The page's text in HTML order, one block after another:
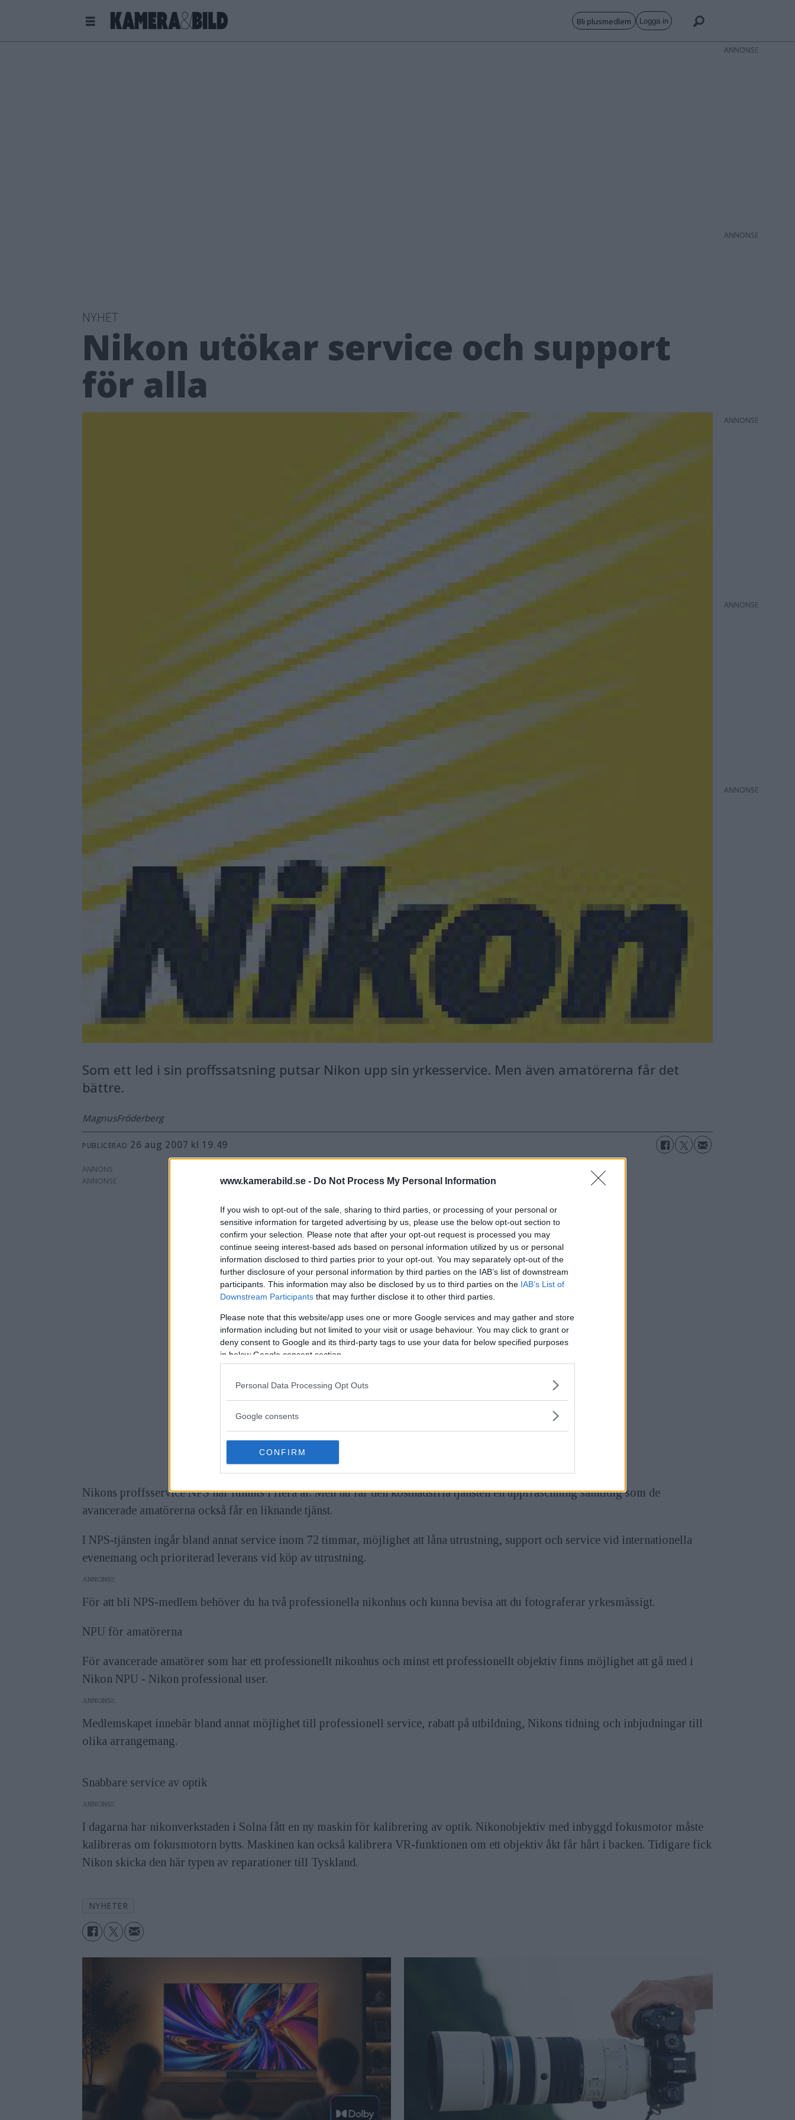
www.kamerabild.se - Do Not Process My Personal Information
If you wish to opt-out of the sale, sharing to third parties, or processing of your personal or
sensitive information for targeted advertising by us, please use the below opt-out section to
confirm your selection. Please note that after your opt-out request is processed you may
continue seeing interest-based ads based on personal information utilized by us or personal
information disclosed to third parties prior to your opt-out. You may separately opt-out of the
further disclosure of your personal information by third parties on the IAB’s list of downstream
participants. This information may also be disclosed by us to third parties on the IAB’s List of
Downstream Participants that may further disclose it to other third parties.
Please note that this website/app uses one or more Google services and may gather and store
information including but not limited to your visit or usage behaviour. You may click to grant or
deny consent to Google and its third-party tags to use your data for below specified purposes
in below Google consent section.
Personal Data Processing Opt Outs
Google consents
CONFIRM
Bli plusmedlem Logga in
NYHET
Nikon utökar service och support
för alla
Som ett led i sin proffssatsning putsar Nikon upp sin yrkesservice. Men även amatörerna får det
bättre.
MagnusFröderberg
PUBLICERAD 26 aug 2007 kl 19.49
ANNONS
Nikons proffsservice NPS har funnits i flera år. Men nu får den kostnadsfria tjänsten en uppfräschning samtidig som de
avancerade amatörerna också får en liknande tjänst.
I NPS-tjänsten ingår bland annat service inom 72 timmar, möjlighet att låna utrustning, support och service vid internationella
evenemang och prioriterad leverans vid köp av utrustning.
ANNONS
För att bli NPS-medlem behöver du ha två professionella nikonhus och kunna bevisa att du fotograferar yrkesmässigt.
NPU för amatörerna
För avancerade amatörer som har ett professionellt nikonhus och minst ett professionellt objektiv finns möjlighet att gå med i
Nikon NPU - Nikon professional user.
ANNONS
Medlemskapet innebär bland annat möjlighet till professionell service, rabatt på utbildning, Nikons tidning och inbjudningar till
olika arrangemang.
Snabbare service av optik
ANNONS
I dagarna har nikonverkstaden i Solna fått en ny maskin för kalibrering av optik. Nikonobjektiv med inbyggd fokusmotor måste
kalibreras om fokusmotorn bytts. Maskinen kan också kalibrera VR-funktionen om ett objektiv åkt får hårt i backen. Tidigare fick
Nikon skicka den här typen av reparationer till Tyskland.
NYHETER
ANNONS
ANNONS
ANNONS
ANNONS
ANNONS